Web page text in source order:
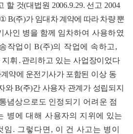
할 것(대법원 2006.9.29. 선고 2004
①B(주)가 임대차 계약에 따라차량 뿐
사인 병을 함께 임차하여 사용하였
작업이 B(주)의 작업에 속하고 ,
지휘 ․ 관리하고 있는 사업장이었다
약에 운전기사가 포함된 이상 동
와B(주)간 사용자 관계가 성립되지
념상으로도 인정되기 어려운 점
병에 대해 사용자의 지위에 있는
임 . 그렇다면 , 이 건 사고는 병이